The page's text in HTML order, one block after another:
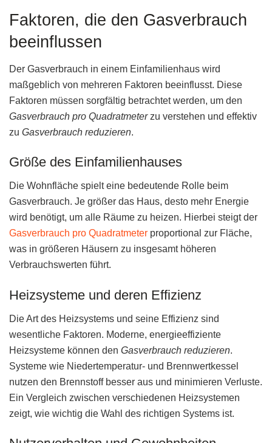
Faktoren, die den Gasverbrauch
beeinflussen
Der Gasverbrauch in einem Einfamilienhaus wird
maßgeblich von mehreren Faktoren beeinflusst. Diese
Faktoren müssen sorgfältig betrachtet werden, um den
Gasverbrauch pro Quadratmeterzu verstehen und effektiv
zu Gasverbrauch reduzieren.
Größe des Einfamilienhauses
Die Wohnfläche spielt eine bedeutende Rolle beim
Gasverbrauch. Je größer das Haus, desto mehr Energie
wird benötigt, um alle Räume zu heizen. Hierbei steigt der
Gasverbrauch pro Quadratmeter proportional zur Fläche,
was in größeren Häusern zu insgesamt höheren
Verbrauchswerten führt.
Heizsysteme und deren Effizienz
Die Art des Heizsystems und seine Effizienz sind
wesentliche Faktoren. Moderne, energieeffiziente
Heizsysteme können den Gasverbrauch reduzieren.
Systeme wie Niedertemperatur- und Brennwertkessel
nutzen den Brennstoff besser aus und minimieren Verluste.
Ein Vergleich zwischen verschiedenen Heizsystemen
zeigt, wie wichtig die Wahl des richtigen Systems ist.